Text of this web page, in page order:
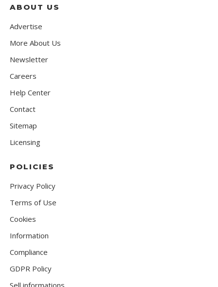
ABOUT US
Advertise
More About Us
Newsletter
Careers
Help Center
Contact
Sitemap
Licensing
POLICIES
Privacy Policy
Terms of Use
Cookies
Information
Compliance
GDPR Policy